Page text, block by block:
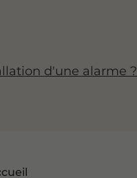
d'une alarme ?